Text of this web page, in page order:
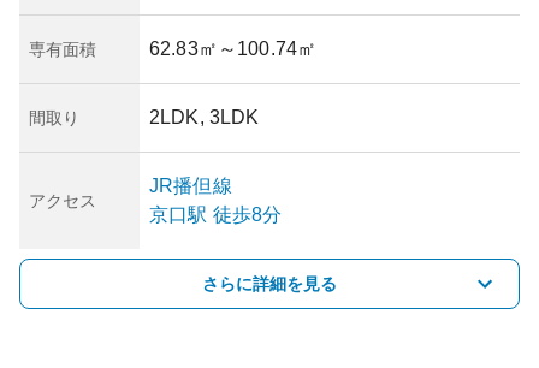
専有面積 62.83㎡ ～100.74㎡
間取り 2LDK, 3LDK
アクセス
JR播但線
京口駅 徒歩8分
さらに詳細を見る